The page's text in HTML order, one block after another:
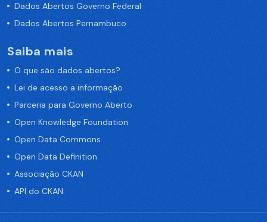
Dados Abertos Governo Federal
Dados Abertos Pernambuco
Saiba mais
O que são dados abertos?
Lei de acesso a informação
Parceria para Governo Aberto
Open Knowledge Foundation
Open Data Commons
Open Data Definition
Associação CKAN
API do CKAN